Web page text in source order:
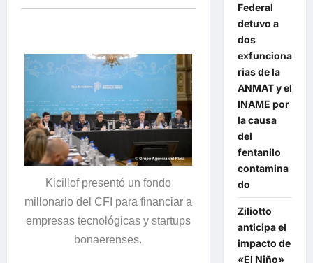
Kicillof presentó un fondo
millonario del CFI para financiar a
empresas tecnológicas y startups
bonaerenses.
Federal
detuvo a
dos
exfunciona
rias de la
ANMAT y el
INAME por
la causa
del
fentanilo
contamina
do
Ziliotto
anticipa el
impacto de
«El Niño»